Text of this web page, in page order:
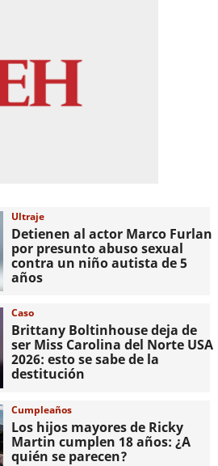
Ultraje
Detienen al actor Marco Furlan
por presunto abuso sexual
contra un niño autista de 5
años
Caso
Brittany Boltinhouse deja de
ser Miss Carolina del Norte USA
2026: esto se sabe de la
destitución
Cumpleaños
Los hijos mayores de Ricky
Martin cumplen 18 años: ¿A
quién se parecen?